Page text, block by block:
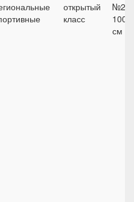
открытый
класс
№2,
100
см